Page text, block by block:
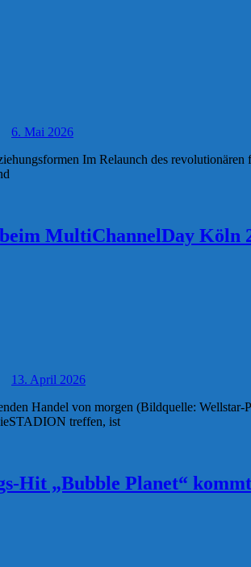
6. Mai 2026
Im Relaunch des
MultiChannelDay Köln
13. April 2026
Handel von morgen (Bildquelle:
treffen, ist
Hit „Bubble Planet“